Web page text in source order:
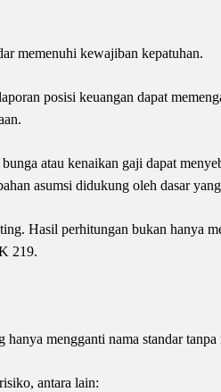
memenuhi kewajiban kepatuhan.
posisi keuangan dapat
atau kenaikan gaji dapat
asumsi didukung oleh dasar
Hasil perhitungan bukan hanya
219.
mengganti nama standar
antara lain: